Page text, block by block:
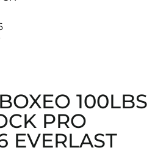
100LBS
PRO
EVERLAST